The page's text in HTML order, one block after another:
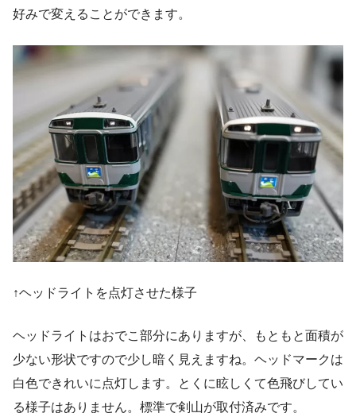
好みで変えることができます。
↑ヘッドライトを点灯させた様子
ヘッドライトはおでこ部分にありますが、もともと面積が
少ない形状ですので少し暗く見えますね。ヘッドマークは
白色できれいに点灯します。とくに眩しくて色飛びしてい
る様子はありません。標準で剣山が取付済みです。